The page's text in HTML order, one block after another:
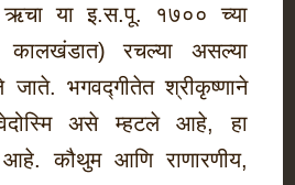
ऋचा या इ.स.पू. १७०० च्या
कालखंडात) रचल्या असल्या
भगवद्गीतेत श्रीकृष्णाने
असे म्हटले आहे, हा
आहे. कौथुम आणि राणारणीय,